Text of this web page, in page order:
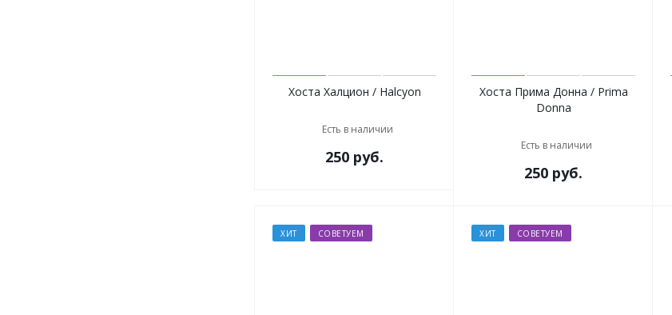
Хоста Халцион / Halcyon
Есть в наличии
250 руб.
Хоста Прима Донна / Prima
Donna
Есть в наличии
250 руб.
ХИТ СОВЕТУЕМ ХИТ СОВЕТУЕМ